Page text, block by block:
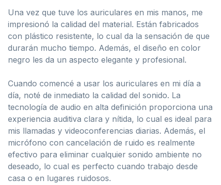
Una vez que tuve los auriculares en mis manos, me
impresionó la calidad del material. Están fabricados
con plástico resistente, lo cual da la sensación de que
durarán mucho tiempo. Además, el diseño en color
negro les da un aspecto elegante y profesional.
Cuando comencé a usar los auriculares en mi día a
día, noté de inmediato la calidad del sonido. La
tecnología de audio en alta definición proporciona una
experiencia auditiva clara y nítida, lo cual es ideal para
mis llamadas y videoconferencias diarias. Además, el
micrófono con cancelación de ruido es realmente
efectivo para eliminar cualquier sonido ambiente no
deseado, lo cual es perfecto cuando trabajo desde
casa o en lugares ruidosos.